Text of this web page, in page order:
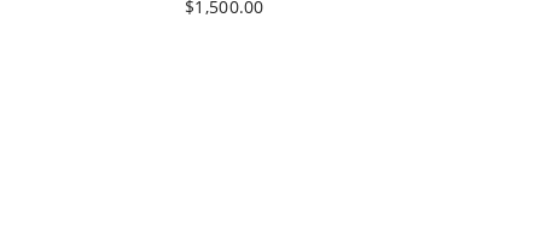
價
$1,500.00